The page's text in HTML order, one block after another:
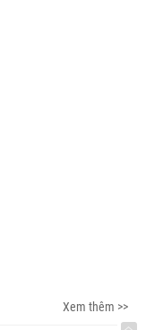
Xem thêm >>